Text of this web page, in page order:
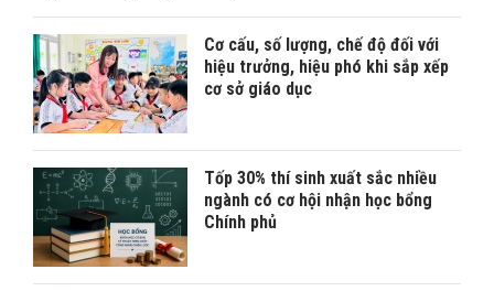
Cơ cấu, số lượng, chế độ đối với
hiệu trưởng, hiệu phó khi sắp xếp
cơ sở giáo dục
Tốp 30% thí sinh xuất sắc nhiều
ngành có cơ hội nhận học bổng
Chính phủ